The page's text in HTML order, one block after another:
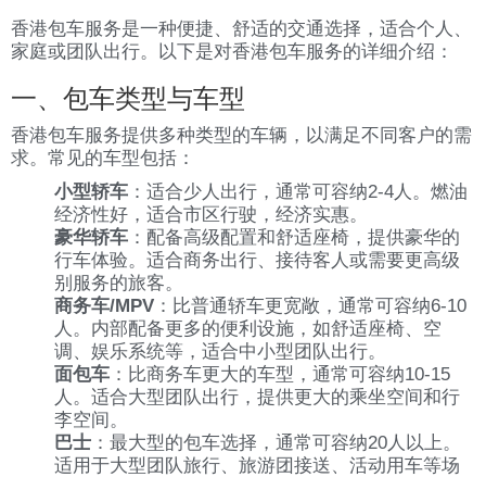
香港包车服务是一种便捷、舒适的交通选择，适合个人、
家庭或团队出行。以下是对香港包车服务的详细介绍：
一、包车类型与车型
香港包车服务提供多种类型的车辆，以满足不同客户的需
求。常见的车型包括：
小型轿车 ：适合少人出行，通常可容纳2-4人。燃油
经济性好，适合市区行驶，经济实惠。
豪华轿车 ：配备高级配置和舒适座椅，提供豪华的
行车体验。适合商务出行、接待客人或需要更高级
别服务的旅客。
商务车/MPV ：比普通轿车更宽敞，通常可容纳6-10
人。内部配备更多的便利设施，如舒适座椅、空
调、娱乐系统等，适合中小型团队出行。
面包车 ：比商务车更大的车型，通常可容纳10-15
人。适合大型团队出行，提供更大的乘坐空间和行
李空间。
巴士 ：最大型的包车选择，通常可容纳20人以上。
适用于大型团队旅行、旅游团接送、活动用车等场